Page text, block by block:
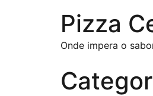
Pizza
Onde impera o